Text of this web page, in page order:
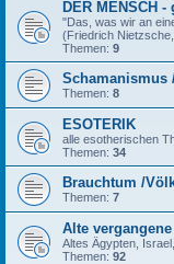
DER MENSCH
"Das, was wir an
(Friedrich
Themen: 9
Schamanismus
Themen: 8
ESOTERIK
alle esotherischen
Themen: 34
Brauchtum /
Themen: 7
Alte
Altes Ägypten,
Themen: 92